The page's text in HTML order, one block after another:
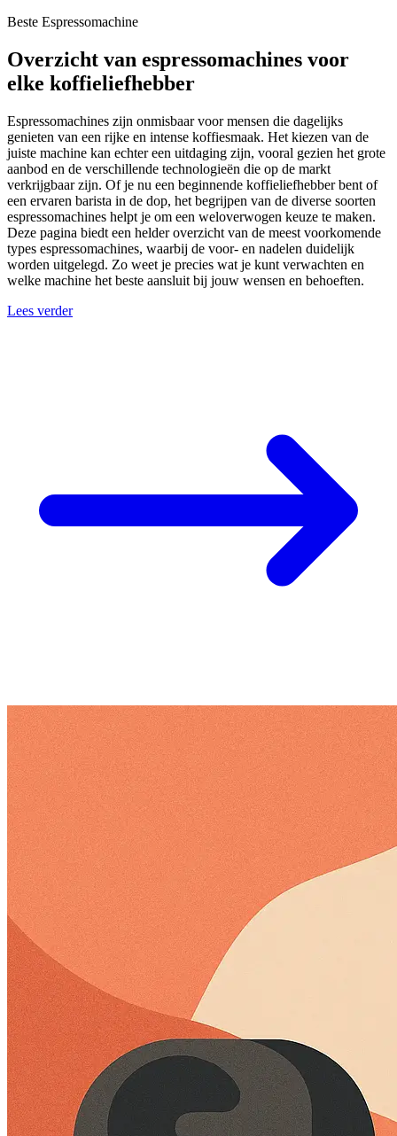
Beste Espressomachine
Overzicht van espressomachines voor
elke koffieliefhebber
Espressomachines zijn onmisbaar voor mensen die dagelijks
genieten van een rijke en intense koffiesmaak. Het kiezen van de
juiste machine kan echter een uitdaging zijn, vooral gezien het grote
aanbod en de verschillende technologieën die op de markt
verkrijgbaar zijn. Of je nu een beginnende koffieliefhebber bent of
een ervaren barista in de dop, het begrijpen van de diverse soorten
espressomachines helpt je om een weloverwogen keuze te maken.
Deze pagina biedt een helder overzicht van de meest voorkomende
types espressomachines, waarbij de voor- en nadelen duidelijk
worden uitgelegd. Zo weet je precies wat je kunt verwachten en
welke machine het beste aansluit bij jouw wensen en behoeften.
Lees verder